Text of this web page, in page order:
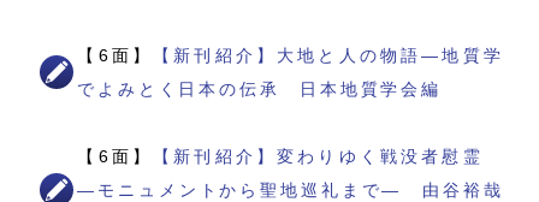
【6面】
【新刊紹介】大地と人の物語―地質学
でよみとく日本の伝承 日本地質学会編
【6面】
【新刊紹介】変わりゆく戦没者慰霊
―モニュメントから聖地巡礼まで― 由谷裕哉